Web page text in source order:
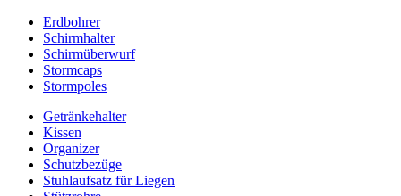
Erdbohrer
Schirmhalter
Schirmüberwurf
Stormcaps
Stormpoles
Getränkehalter
Kissen
Organizer
Schutzbezüge
Stuhlaufsatz für Liegen